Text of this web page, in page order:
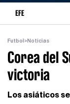
EFE
Futbol >Noticias
Corea del
victoria
Los asiáticos